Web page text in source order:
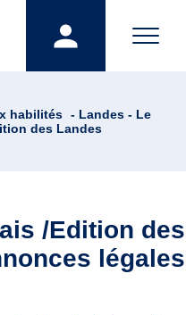
habilités - Landes - Le
des Landes
/Edition des
légales